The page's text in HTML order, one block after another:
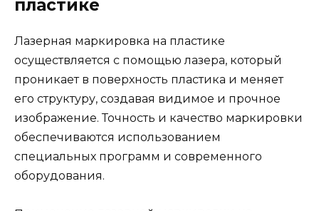
пластике
Лазерная маркировка на пластике
осуществляется с помощью лазера, который
проникает в поверхность пластика и меняет
его структуру, создавая видимое и прочное
изображение. Точность и качество маркировки
обеспечиваются использованием
специальных программ и современного
оборудования.